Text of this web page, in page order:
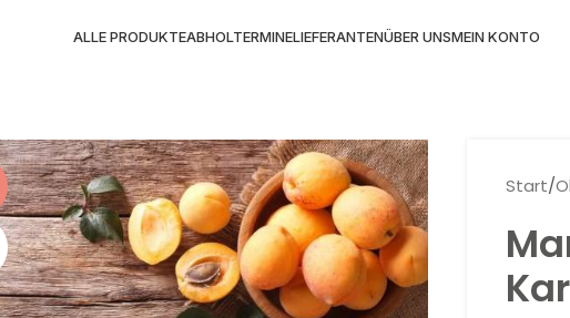
ALLE PRODUKTEABHOLTERMINELIEFERANTENÜBER UNSMEIN KONTO
Start/